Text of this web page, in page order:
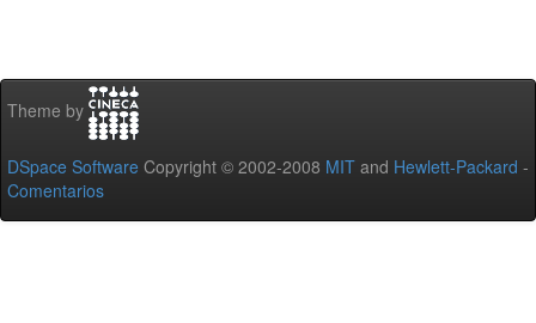
Theme by
DSpace Software Copyright © 2002-2008 MIT and Hewlett-Packard -
Comentarios